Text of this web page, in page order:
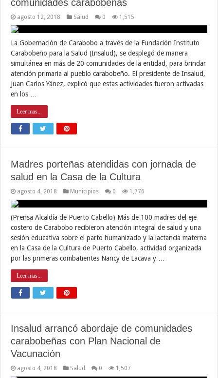
comunidades carabobeñas
agosto 12, 2018 Salud 0 1,515
La Gobernación de Carabobo a través de la Fundación Instituto
Carabobeño para la Salud (Insalud), se desplegó de manera
simultánea en más de 20 comunidades de la entidad, para brindar
atención primaria al pueblo carabobeño. El presidente de Insalud,
Juan Carlos Yánez, explicó que estas actividades fueron activadas
en los …
Leer mas...
Madres porteñas atendidas con jornada de
salud en la Casa de la Cultura
agosto 4, 2018 Municipios 0 1,776
(Prensa Alcaldía de Puerto Cabello) Más de 100 madres del eje
costero de Carabobo recibieron atención integral de salud y una
sesión educativa sobre el parto humanizado y la lactancia materna
en la Casa de la Cultura de Puerto Cabello, actividad organizada
por las primeras combatientes Nancy de Lacava y …
Leer mas...
Insalud arrancó abordaje de comunidades
carabobeñas con Plan Nacional de
Vacunación
agosto 4, 2018 Salud 0 1,507